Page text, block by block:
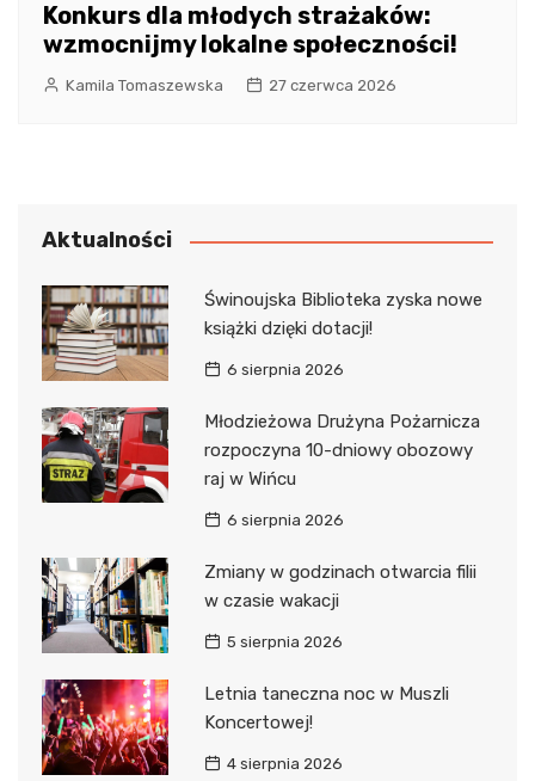
Konkurs dla młodych strażaków:
wzmocnijmy lokalne społeczności!
Kamila Tomaszewska 27 czerwca 2026
Aktualności
Świnoujska Biblioteka zyska nowe
książki dzięki dotacji!
6 sierpnia 2026
Młodzieżowa Drużyna Pożarnicza
rozpoczyna 10-dniowy obozowy
raj w Wińcu
6 sierpnia 2026
Zmiany w godzinach otwarcia filii
w czasie wakacji
5 sierpnia 2026
Letnia taneczna noc w Muszli
Koncertowej!
4 sierpnia 2026